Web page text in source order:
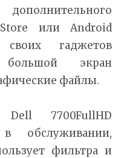
или Android
гаджетов
экран
файлы.
7700FullHD
обслуживании,
фильтра и